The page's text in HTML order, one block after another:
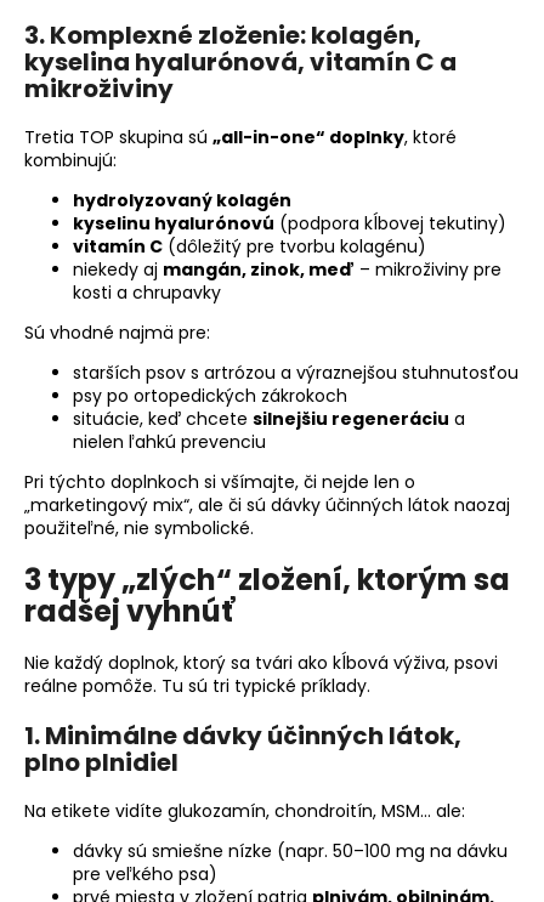
3. Komplexné zloženie: kolagén,
kyselina hyalurónová, vitamín C a
mikroživiny
Tretia TOP skupina sú „all-in-one“ doplnky, ktoré
kombinujú:
hydrolyzovaný kolagén
kyselinu hyalurónovú (podpora kĺbovej tekutiny)
vitamín C (dôležitý pre tvorbu kolagénu)
niekedy aj mangán, zinok, meď – mikroživiny pre
kosti a chrupavky
Sú vhodné najmä pre:
starších psov s artrózou a výraznejšou stuhnutosťou
psy po ortopedických zákrokoch
situácie, keď chcete silnejšiu regeneráciu a
nielen ľahkú prevenciu
Pri týchto doplnkoch si všímajte, či nejde len o
„marketingový mix“, ale či sú dávky účinných látok naozaj
použiteľné, nie symbolické.
3 typy „zlých“ zložení, ktorým sa
radšej vyhnúť
Nie každý doplnok, ktorý sa tvári ako kĺbová výživa, psovi
reálne pomôže. Tu sú tri typické príklady.
1. Minimálne dávky účinných látok,
plno plnidiel
Na etikete vidíte glukozamín, chondroitín, MSM… ale:
dávky sú smiešne nízke (napr. 50–100 mg na dávku
pre veľkého psa)